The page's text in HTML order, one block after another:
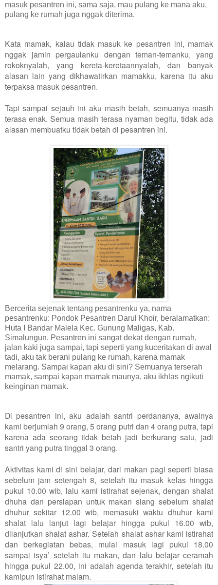
masuk pesantren ini, sama saja, mau pulang ke mana aku,
pulang ke rumah juga nggak diterima.
Kata mamak, kalau tidak masuk ke pesantren ini, mamak
nggak jamin pergaulanku dengan teman-temanku, yang
rokoknyalah, yang kereta-keretaannyalah, dan banyak
alasan lain yang dikhawatirkan mamakku, karena itu aku
terpaksa masuk pesantren.
Tapi sampai sejauh ini aku masih betah, semuanya masih
terasa enak. Semua masih terasa nyaman begitu, tidak ada
alasan membuatku tidak betah di pesantren ini.
Bercerita sejenak tentang pesantrenku ya, nama
pesantrenku: Pondok Pesantren Darul Khoir, beralamatkan:
Huta I Bandar Malela Kec. Gunung Maligas, Kab.
Simalungun. Pesantren ini sangat dekat dengan rumah,
jalan kaki juga sampai, tapi seperti yang kuceritakan di awal
tadi, aku tak berani pulang ke rumah, karena mamak
melarang. Sampai kapan aku di sini? Semuanya terserah
mamak, sampai kapan mamak maunya, aku ikhlas ngikuti
keinginan mamak.
Di pesantren ini, aku adalah santri perdananya, awalnya
kami berjumlah 9 orang, 5 orang putri dan 4 orang putra, tapi
karena ada seorang tidak betah jadi berkurang satu, jadi
santri yang putra tinggal 3 orang.
Aktivitas kami di sini belajar, dari makan pagi seperti biasa
sebelum jam setengah 8, setelah itu masuk kelas hingga
pukul 10.00 wib, lalu kami istirahat sejenak, dengan shalat
dhuha dan persiapan untuk makan siang sebelum shalat
dhuhur sekitar 12.00 wib, memasuki waktu dhuhur kami
shalat lalu lanjut lagi belajar hingga pukul 16.00 wib,
dilanjutkan shalat ashar. Setelah shalat ashar kami istirahat
dan berkegiatan bebas, mulai masuk lagi pukul 18.00
sampai isya’ setelah itu makan, dan lalu belajar ceramah
hingga pukul 22.00, ini adalah agenda terakhir, setelah itu
kamipun istirahat malam.